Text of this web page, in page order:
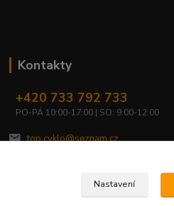
Kontakty
+420 733 792 733
PO-PÁ 10:00-17:00 | SO: 9:00-12:00
top.cyklo@seznam.cz
Nastavení